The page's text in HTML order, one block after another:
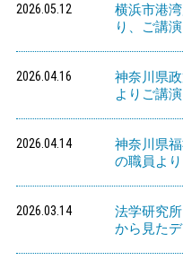
2026.05.12
横浜市港
り、ご講
2026.04.16
神奈川県
よりご講
2026.04.14
神奈川県
の職員よ
2026.03.14
法学研究
から見た